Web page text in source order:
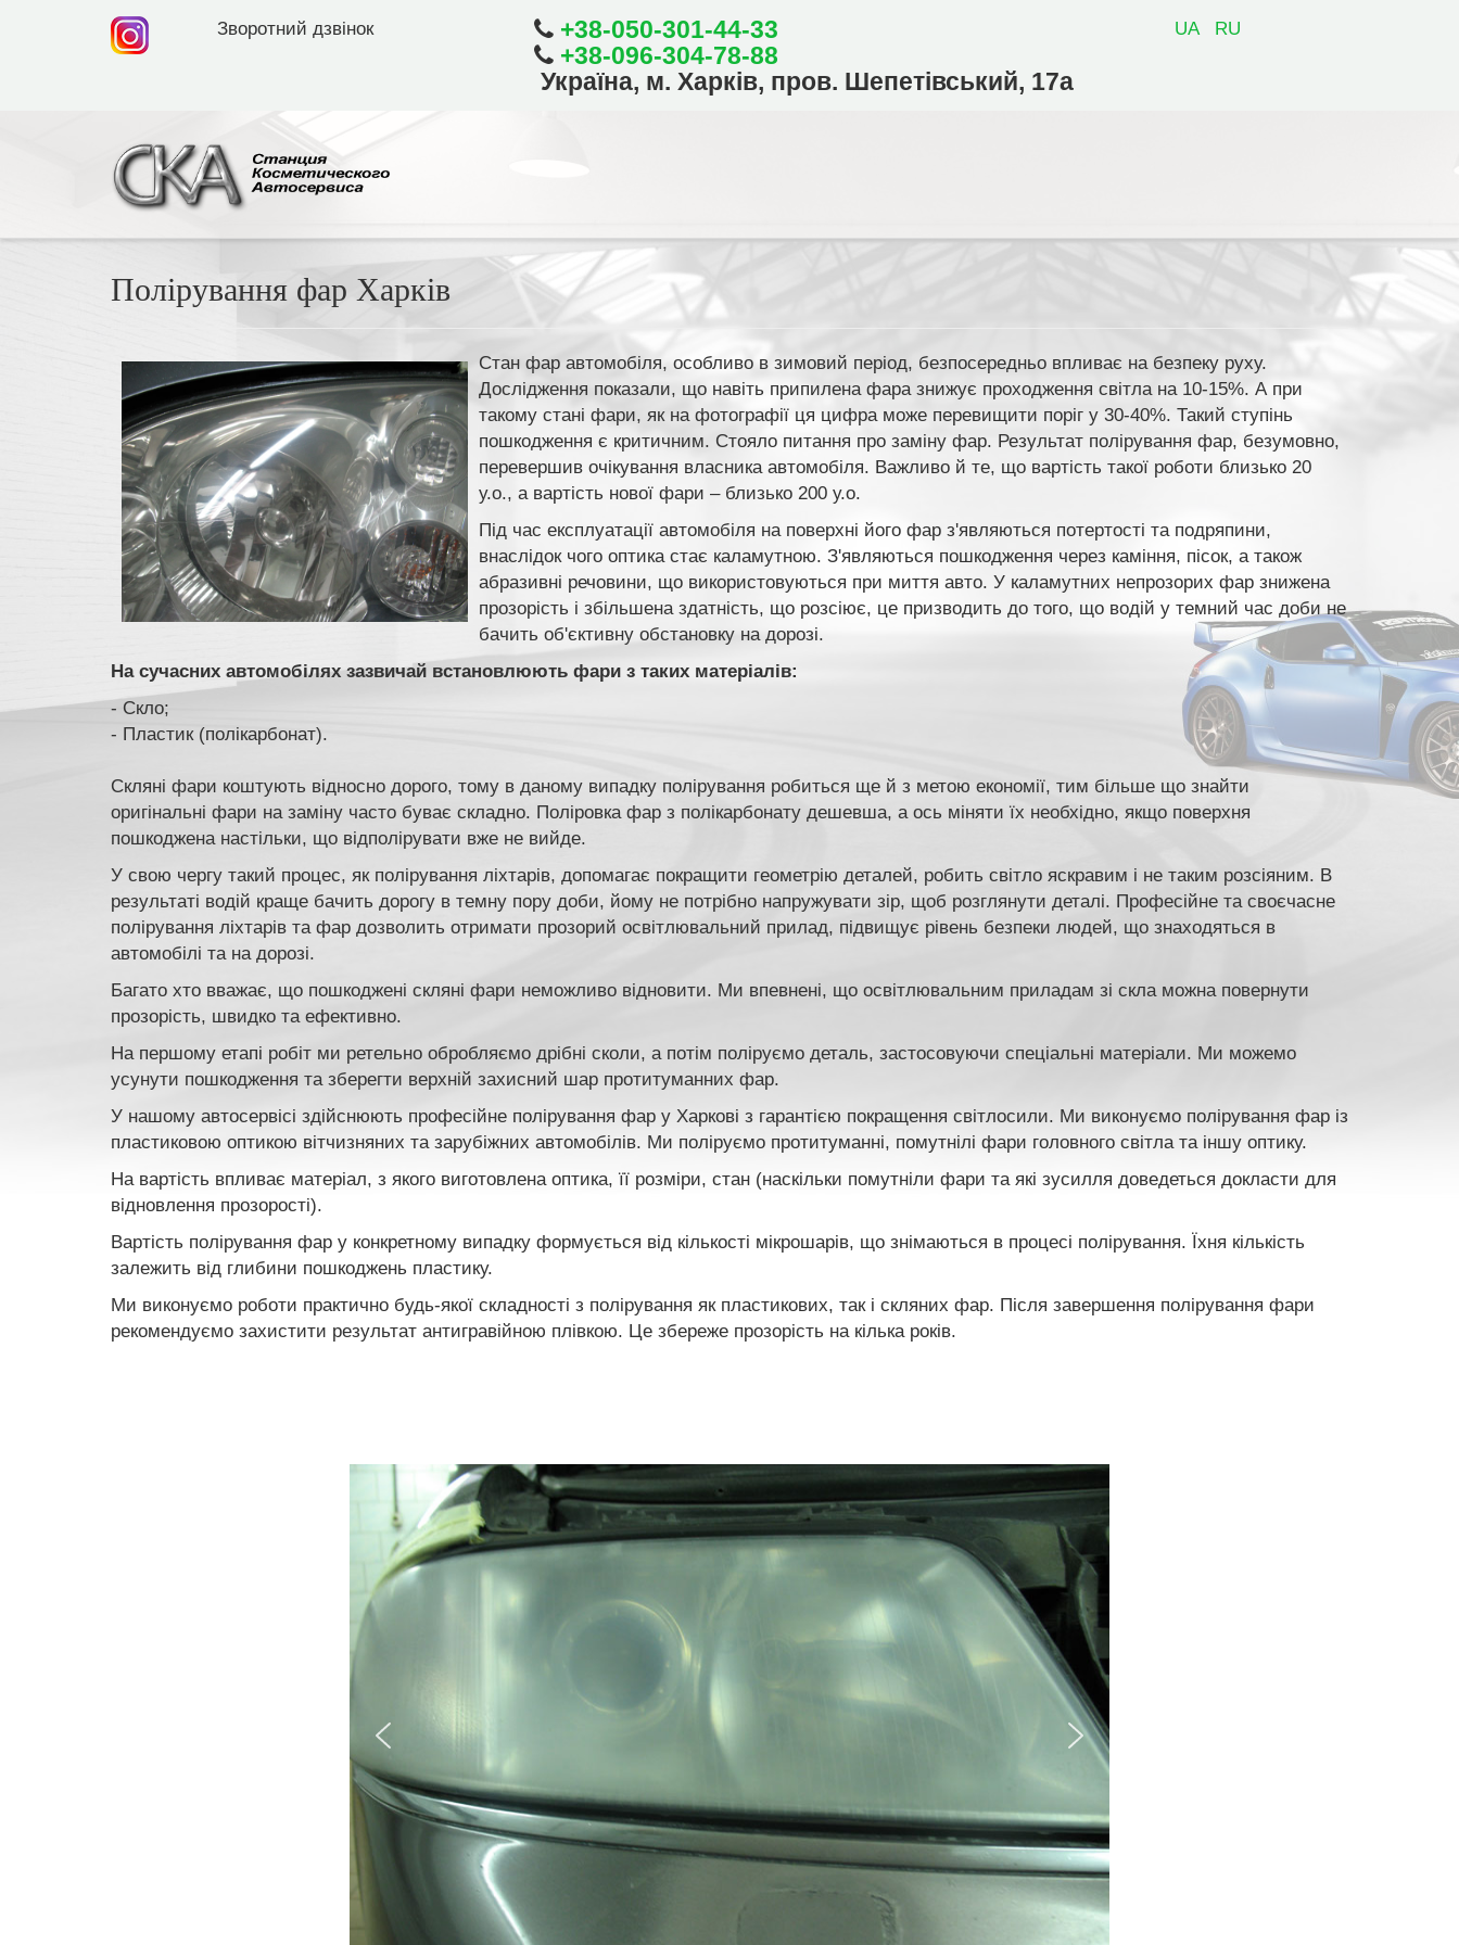
Зворотний дзвінок
+38-050-301-44-33
+38-096-304-78-88
Українa, м. Харків, пров. Шепетівський, 17а
UA RU
Полірування фар Харків
Стан фар автомобіля, особливо в зимовий період, безпосередньо впливає на безпеку руху.
Дослідження показали, що навіть припилена фара знижує проходження світла на 10-15%. А при
такому стані фари, як на фотографії ця цифра може перевищити поріг у 30-40%. Такий ступінь
пошкодження є критичним. Стояло питання про заміну фар. Результат полірування фар, безумовно,
перевершив очікування власника автомобіля. Важливо й те, що вартість такої роботи близько 20
у.о., а вартість нової фари – близько 200 у.о.
Під час експлуатації автомобіля на поверхні його фар з'являються потертості та подряпини,
внаслідок чого оптика стає каламутною. З'являються пошкодження через каміння, пісок, а також
абразивні речовини, що використовуються при миття авто. У каламутних непрозорих фар знижена
прозорість і збільшена здатність, що розсіює, це призводить до того, що водій у темний час доби не
бачить об'єктивну обстановку на дорозі.
На сучасних автомобілях зазвичай встановлюють фари з таких матеріалів:
- Скло;
- Пластик (полікарбонат).
Скляні фари коштують відносно дорого, тому в даному випадку полірування робиться ще й з метою економії, тим більше що знайти
оригінальні фари на заміну часто буває складно. Поліровка фар з полікарбонату дешевша, а ось міняти їх необхідно, якщо поверхня
пошкоджена настільки, що відполірувати вже не вийде.
У свою чергу такий процес, як полірування ліхтарів, допомагає покращити геометрію деталей, робить світло яскравим і не таким розсіяним. В
результаті водій краще бачить дорогу в темну пору доби, йому не потрібно напружувати зір, щоб розглянути деталі. Професійне та своєчасне
полірування ліхтарів та фар дозволить отримати прозорий освітлювальний прилад, підвищує рівень безпеки людей, що знаходяться в
автомобілі та на дорозі.
Багато хто вважає, що пошкоджені скляні фари неможливо відновити. Ми впевнені, що освітлювальним приладам зі скла можна повернути
прозорість, швидко та ефективно.
На першому етапі робіт ми ретельно обробляємо дрібні сколи, а потім поліруємо деталь, застосовуючи спеціальні матеріали. Ми можемо
усунути пошкодження та зберегти верхній захисний шар протитуманних фар.
У нашому автосервісі здійснюють професійне полірування фар у Харкові з гарантією покращення світлосили. Ми виконуємо полірування фар із
пластиковою оптикою вітчизняних та зарубіжних автомобілів. Ми поліруємо протитуманні, помутнілі фари головного світла та іншу оптику.
На вартість впливає матеріал, з якого виготовлена ​​оптика, її розміри, стан (наскільки помутніли фари та які зусилля доведеться докласти для
відновлення прозорості).
Вартість полірування фар у конкретному випадку формується від кількості мікрошарів, що знімаються в процесі полірування. Їхня кількість
залежить від глибини пошкоджень пластику.
Ми виконуємо роботи практично будь-якої складності з полірування як пластикових, так і скляних фар. Після завершення полірування фари
рекомендуємо захистити результат антигравійною плівкою. Це збереже прозорість на кілька років.